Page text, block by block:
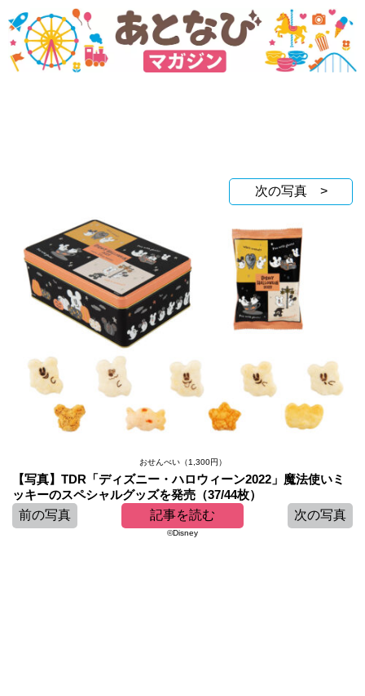
次の写真 >
おせんべい（1,300円）
【写真】TDR「ディズニー・ハロウィーン2022」魔法使いミ
ッキーのスペシャルグッズを発売（37/44枚）
前の写真
記事を読む 次の写真
©Disney